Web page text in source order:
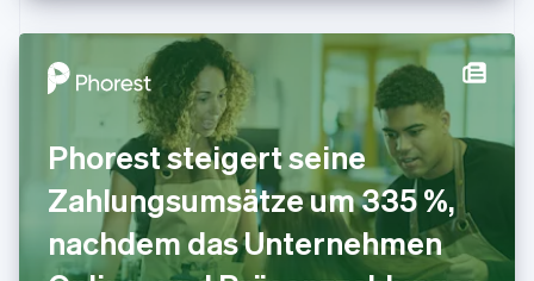
Phorest steigert seine
Zahlungsumsätze um 335 %,
nachdem das Unternehmen
Japan
日本語English
EnglishFrançais
Kroatien
English Italiano
Lettland
English
Liechtenstein
DeutschEnglish
Litauen
English